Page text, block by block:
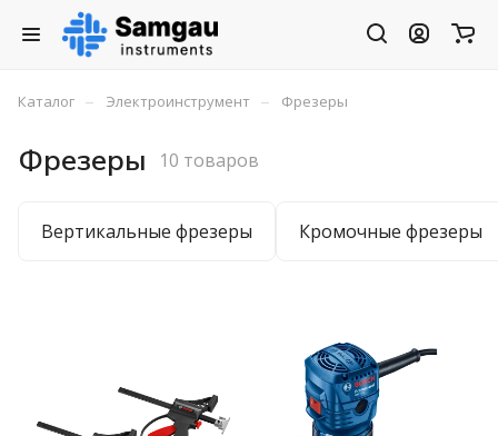
Каталог – Электроинструмент – Фрезеры
Фрезеры 10 товаров
Вертикальные фрезеры Кромочные фрезеры